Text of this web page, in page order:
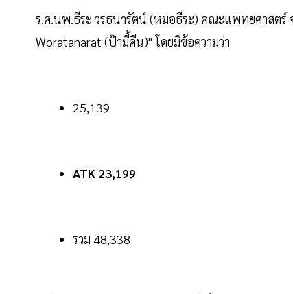
ร.ศ.นพ.ธีระ วรธนารัตน์ (หมอธีระ) คณะแพทยศาสต
Woratanarat (ป๊ามี้คีน)" โดยมีข้อความว่า
25,139
ATK 23,199
รวม 48,338